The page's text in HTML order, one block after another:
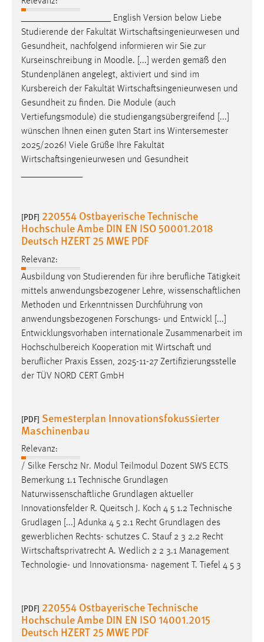
___________________ English Version below Liebe
Studierende der Fakultät Wirtschaftsingenieurwesen und
Gesundheit, nachfolgend informieren wir Sie zur
Kurseinschreibung in Moodle. [...] werden gemäß den
Stundenplänen angelegt, aktiviert und sind im
Kursbereich der Fakultät Wirtschaftsingenieurwesen und
Gesundheit zu finden. Die Module (auch
Vertiefungsmodule) die studiengangsübergreifend [...]
wünschen Ihnen einen guten Start ins Wintersemester
2025/2026! Viele Grüße Ihre Fakultät
Wirtschaftsingenieurwesen und Gesundheit
[PDF] 220554 Ostbayerische Technische
Hochschule Ambe DIN EN ISO 50001.2018
Deutsch HZERT 25 MWE PDF
Relevanz:
Ausbildung von Studierenden für ihre berufliche Tätigkeit
mittels anwendungsbezogener Lehre, wissenschaftlichen
Methoden und Erkenntnissen Durchführung von
anwendungsbezogenen Forschungs- und Entwickl [...]
Entwicklungsvorhaben internationale Zusammenarbeit im
Hochschulbereich Kooperation mit Wirtschaft und
beruflicher Praxis Essen, 2025-11-27 Zertifizierungsstelle
der TÜV NORD CERT GmbH
[PDF] Semesterplan Innovationsfokussierter
Maschinenbau
Relevanz:
/ Silke Fersch2 Nr. Modul Teilmodul Dozent SWS ECTS
Bemerkung 1.1 Technische Grundlagen
Naturwissenschaftliche Grundlagen aktueller
Innovationsfelder R. Queitsch J. Koch 4 5 1.2 Technische
Grudlagen [...] Adunka 4 5 2.1 Recht Grundlagen des
gewerblichen Rechts- schutzes C. Stauf 2 3 2.2 Recht
Wirtschaftsprivatrecht A. Wedlich 2 2 3.1 Management
Technologie- und Innovationsma- nagement T. Tiefel 4 5 3
[PDF] 220554 Ostbayerische Technische
Hochschule Ambe DIN EN ISO 14001.2015
Deutsch HZERT 25 MWE PDF